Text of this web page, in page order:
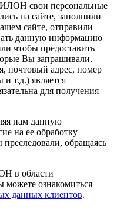
свои персональные
на сайте, заполнили
сайте, отправили
данную информацию
чтобы предоставить
Вы запрашивали.
почтовый адрес, номер
и т.д.) является
для получения
нам данную
на ее обработку
обращаясь
в области
ознакомиться
данных клиентов.